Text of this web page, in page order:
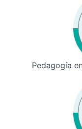
Pedagogía